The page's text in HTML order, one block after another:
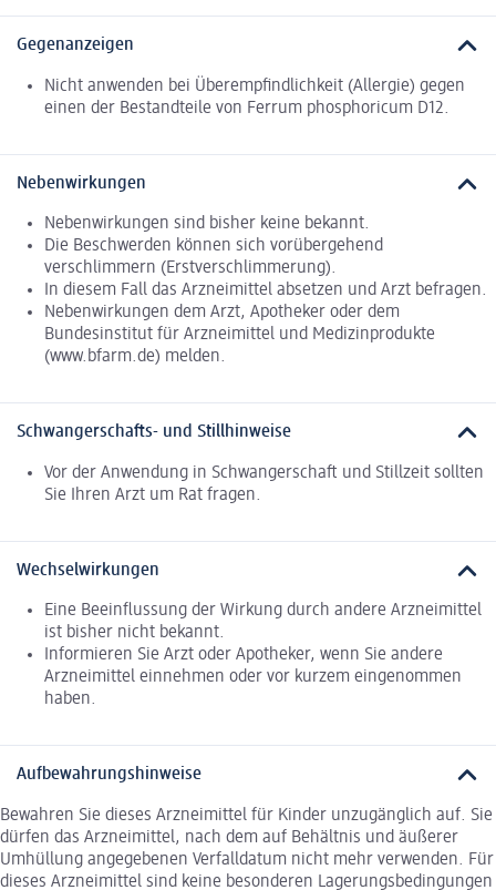
Gegenanzeigen
Nicht anwenden bei Überempfindlichkeit (Allergie) gegen
einen der Bestandteile von Ferrum phosphoricum D12.
Nebenwirkungen
Nebenwirkungen sind bisher keine bekannt.
Die Beschwerden können sich vorübergehend
verschlimmern (Erstverschlimmerung).
In diesem Fall das Arzneimittel absetzen und Arzt befragen.
Nebenwirkungen dem Arzt, Apotheker oder dem
Bundesinstitut für Arzneimittel und Medizinprodukte
(www.bfarm.de) melden.
Schwangerschafts- und Stillhinweise
Vor der Anwendung in Schwangerschaft und Stillzeit sollten
Sie Ihren Arzt um Rat fragen.
Wechselwirkungen
Eine Beeinflussung der Wirkung durch andere Arzneimittel
ist bisher nicht bekannt.
Informieren Sie Arzt oder Apotheker, wenn Sie andere
Arzneimittel einnehmen oder vor kurzem eingenommen
haben.
Aufbewahrungshinweise
Bewahren Sie dieses Arzneimittel für Kinder unzugänglich auf. Sie
dürfen das Arzneimittel, nach dem auf Behältnis und äußerer
Umhüllung angegebenen Verfalldatum nicht mehr verwenden. Für
dieses Arzneimittel sind keine besonderen Lagerungsbedingungen